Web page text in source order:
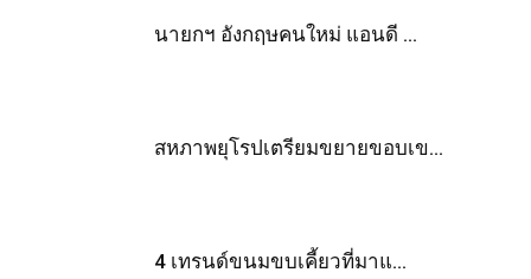
นายกฯ อังกฤษคนใหม่ แอนดี ...
สหภาพยุโรปเตรียมขยายขอบเข...
4 เทรนด์ขนมขบเคี้ยวที่มาแ...